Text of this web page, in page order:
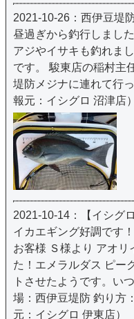
2021-10-26：西伊豆堤
昼過ぎから釣行しまし
アジやイサキも釣れま
です。 駿東店の稲村主
堤防メジナに連れて行
報元：イシグロ 沼津店）
2021-10-14：【イシグ
イカエギング好調です！
お客様 Ｓ様より アオリ
た！エメラルダス ピー
トさせたようです。い
場：西伊豆堤防 釣り方
元：イシグロ 伊東店）